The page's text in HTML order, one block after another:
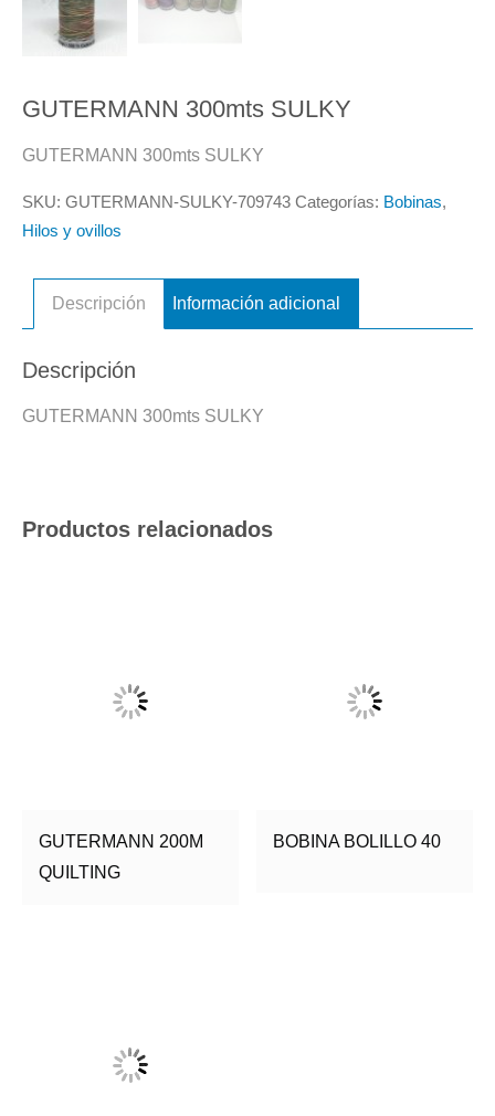
GUTERMANN 300mts SULKY
GUTERMANN 300mts SULKY
SKU: GUTERMANN-SULKY-709743 Categorías: Bobinas,
Hilos y ovillos
Descripción Información adicional
Descripción
GUTERMANN 300mts SULKY
Productos relacionados
GUTERMANN 200M
QUILTING
BOBINA BOLILLO 40